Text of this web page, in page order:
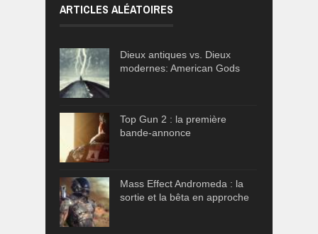
ARTICLES ALÉATOIRES
Dieux antiques vs. Dieux
modernes: American Gods
Top Gun 2 : la première
bande-annonce
Mass Effect Andromeda : la
sortie et la bêta en approche